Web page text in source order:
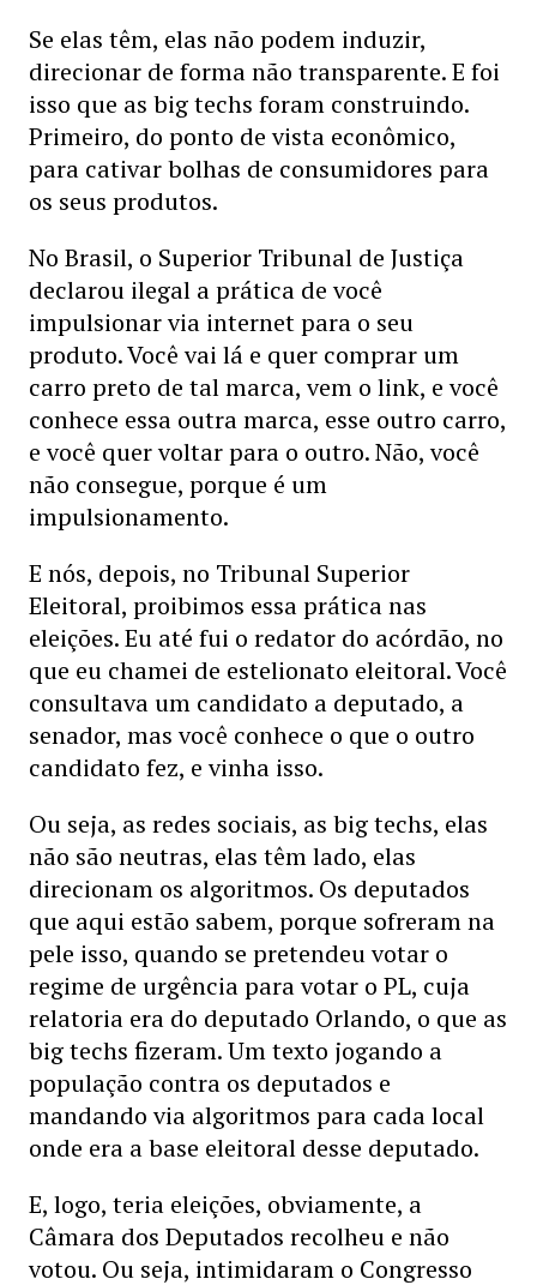
Se elas têm, elas não podem induzir,
direcionar de forma não transparente. E foi
isso que as big techs foram construindo.
Primeiro, do ponto de vista econômico,
para cativar bolhas de consumidores para
os seus produtos.
No Brasil, o Superior Tribunal de Justiça
declarou ilegal a prática de você
impulsionar via internet para o seu
produto. Você vai lá e quer comprar um
carro preto de tal marca, vem o link, e você
conhece essa outra marca, esse outro carro,
e você quer voltar para o outro. Não, você
não consegue, porque é um
impulsionamento.
E nós, depois, no Tribunal Superior
Eleitoral, proibimos essa prática nas
eleições. Eu até fui o redator do acórdão, no
que eu chamei de estelionato eleitoral. Você
consultava um candidato a deputado, a
senador, mas você conhece o que o outro
candidato fez, e vinha isso.
Ou seja, as redes sociais, as big techs, elas
não são neutras, elas têm lado, elas
direcionam os algoritmos. Os deputados
que aqui estão sabem, porque sofreram na
pele isso, quando se pretendeu votar o
regime de urgência para votar o PL, cuja
relatoria era do deputado Orlando, o que as
big techs fizeram. Um texto jogando a
população contra os deputados e
mandando via algoritmos para cada local
onde era a base eleitoral desse deputado.
E, logo, teria eleições, obviamente, a
Câmara dos Deputados recolheu e não
votou. Ou seja, intimidaram o Congresso